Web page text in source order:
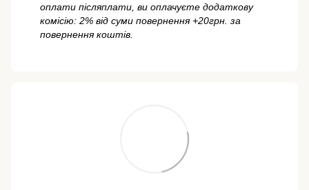
оплати післяплати, ви оплачуєте додаткову
комісію: 2% від суми повернення +20грн. за
повернення коштів.